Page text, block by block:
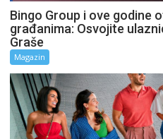
Bingo Group i ove godine
građanima: Osvojite
Graše
Magazin